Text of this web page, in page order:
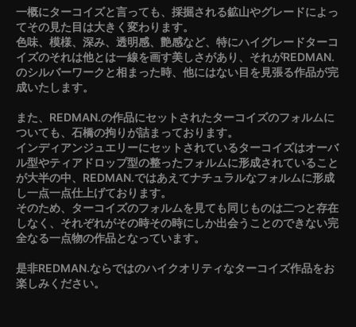
一概にターコイズと言っても、採掘される鉱山やグレードによっ
てその見た目は大きく変わります。
色味、模様、深み、透明感、艶感など、特にハイグレードターコ
イズのそれは他とは一線を画す美しさがあり、それがREDMAN.
のシルバーワークと相まった時、他にはない目を見張る作品が完
成いたします。
また、REDMAN.の作品にセットされたターコイズのフォルムに
ついても、石橋の拘りが詰まっております。
インディアンジュエリーにセットされているターコイズはオーバ
ル型やティアドロップ型の整ったフォルムに形成されていること
が大半の中、REDMAN.ではあえてナチュラルなフォルムに形成
し一点一点仕上げております。
そのため、ターコイズのフォルムを見ても同じものは二つと存在
しなく、それぞれがその時その時にしか出会うことのできない完
全なる一点物の作品となっています。
是非REDMAN.ならではのハイクオリティなターコイズ作品をお
楽しみください。